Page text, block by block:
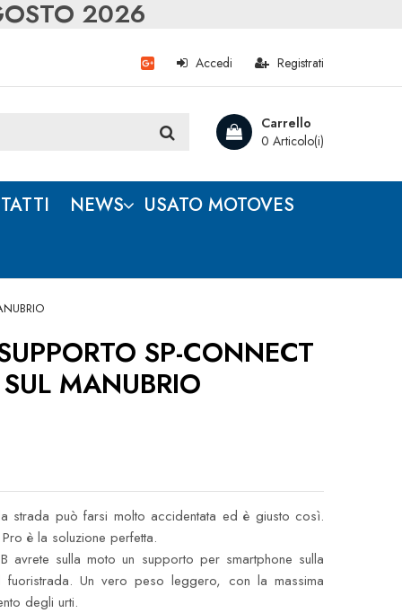
2026
Registrati
Accedi
Carrello
0 Articolo(i)
NEWS USATO MOTOVES
SP-CONNECT
MANUBRIO
strada può farsi molto accidentata ed è giusto così.
è la soluzione perfetta.
avrete sulla moto un supporto per smartphone sulla
Un vero peso leggero, con la massima
degli urti.